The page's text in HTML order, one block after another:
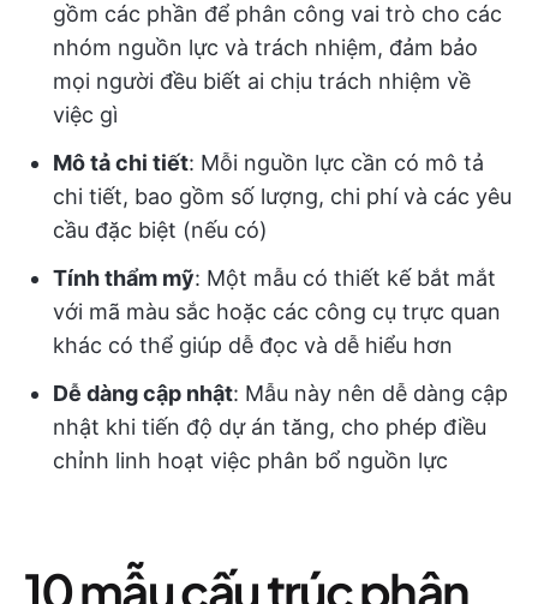
gồm các phần để phân công vai trò cho các
nhóm nguồn lực và trách nhiệm, đảm bảo
mọi người đều biết ai chịu trách nhiệm về
việc gì
Mô tả chi tiết: Mỗi nguồn lực cần có mô tả
chi tiết, bao gồm số lượng, chi phí và các yêu
cầu đặc biệt (nếu có)
Tính thẩm mỹ: Một mẫu có thiết kế bắt mắt
với mã màu sắc hoặc các công cụ trực quan
khác có thể giúp dễ đọc và dễ hiểu hơn
Dễ dàng cập nhật: Mẫu này nên dễ dàng cập
nhật khi tiến độ dự án tăng, cho phép điều
chỉnh linh hoạt việc phân bổ nguồn lực
10 mẫu cấu trúc phân